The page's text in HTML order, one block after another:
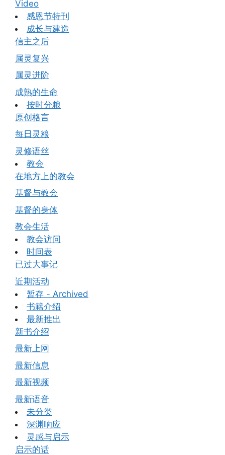
Video
感恩节特刊
成长与建造
信主之后
属灵复兴
属灵进阶
成熟的生命
按时分粮
原创格言
每日灵粮
灵修语丝
教会
在地方上的教会
基督与教会
基督的身体
教会生活
教会访问
时间表
已过大事记
近期活动
暂存 - Archived
书籍介绍
最新推出
新书介绍
最新上网
最新信息
最新视频
最新语音
未分类
深渊响应
灵感与启示
启示的话